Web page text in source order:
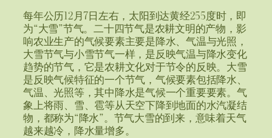
每年公历12月7日左右，太阳到达黄经255度时，即
为“大雪”节气。二十四节气是农耕文明的产物，影
响农业生产的气候要素主要是降水、气温与光照，
大雪节气与小雪节气一样，是反映气温与降水变化
趋势的节气，它是农耕文化对于节令的反映。大雪
是反映气候特征的一个节气，气候要素包括降水、
气温、光照等，其中降水是气候一个重要要素。气
象上将雨、雪、雹等从天空下降到地面的水汽凝结
物，都称为“降水”。节气大雪的到来，意味着天气
越来越冷，降水量增多。